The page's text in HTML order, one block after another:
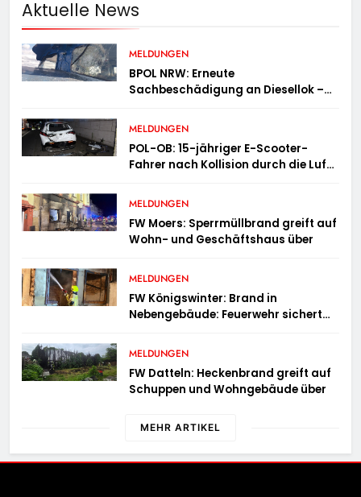
Aktuelle News
MELDUNGEN
BPOL NRW: Erneute
Sachbeschädigung an Diesellok –
MELDUNGEN
POL-OB: 15-jähriger E-Scooter-
Fahrer nach Kollision durch die Luft
MELDUNGEN
FW Moers: Sperrmüllbrand greift auf
Wohn- und Geschäftshaus über
MELDUNGEN
FW Königswinter: Brand in
Nebengebäude: Feuerwehr sichert
MELDUNGEN
FW Datteln: Heckenbrand greift auf
Schuppen und Wohngebäude über
MEHR ARTIKEL